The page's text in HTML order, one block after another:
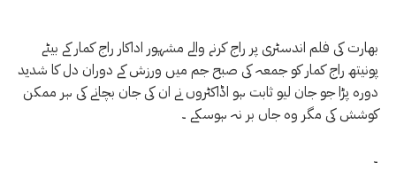
بھارت کی فلم اندسٹری پر راج کرنے والے مشہور اداکار راج کمار کے بیٹے
پونیتھ راج کمار کو جمعہ کی صبح جم میں ورزش کے دوران دل کا شدید
دورہ پڑا جو جان لیو ثابت ہو اڈاکٹروں نے ان کی جان بچانے کی ہر ممکن
کوشش کی مگر وہ جاں بر نہ ہوسکے ۔
۔